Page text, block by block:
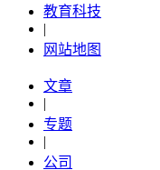
教育科技
|
网站地图
文章
|
专题
|
公司